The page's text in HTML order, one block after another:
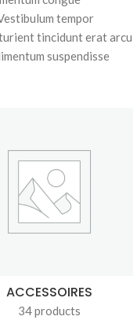
tempor
tincidunt erat arcu
suspendisse
ACCESSOIRES
34 products